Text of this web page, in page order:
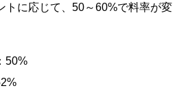
トに応じて、50～60%で料率が変
50%